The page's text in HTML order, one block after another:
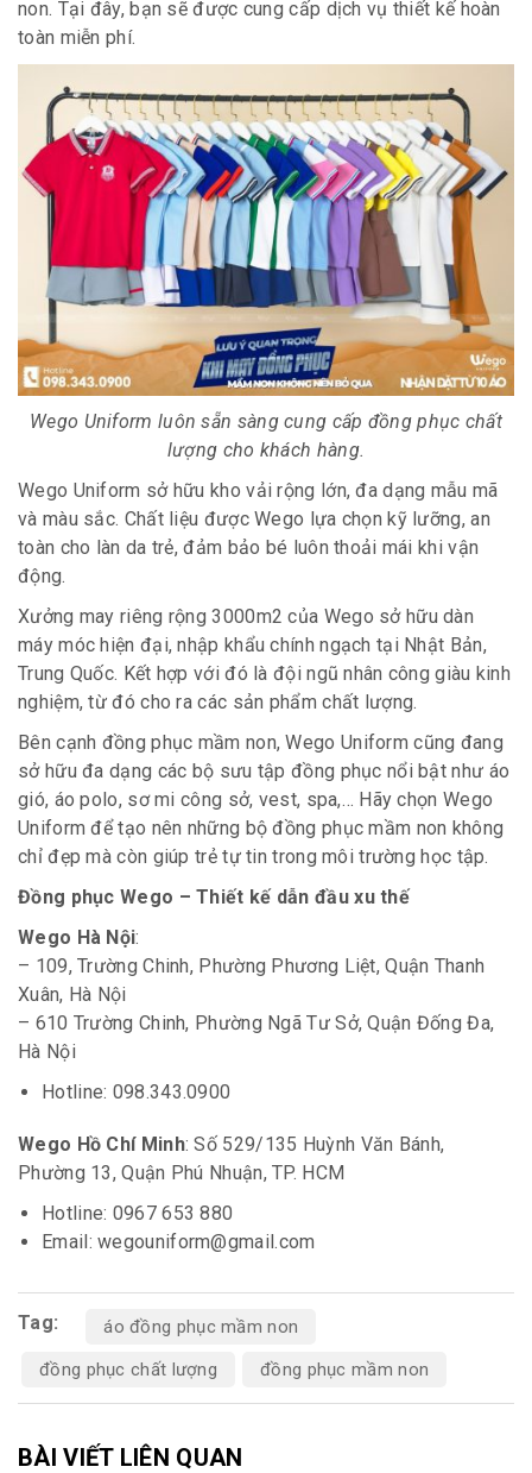
non. Tại đây, bạn sẽ được cung cấp dịch vụ thiết kế hoàn
toàn miễn phí.
Wego Uniform luôn sẵn sàng cung cấp đồng phục chất
lượng cho khách hàng.
Wego Uniform sở hữu kho vải rộng lớn, đa dạng mẫu mã
và màu sắc. Chất liệu được Wego lựa chọn kỹ lưỡng, an
toàn cho làn da trẻ, đảm bảo bé luôn thoải mái khi vận
động.
Xưởng may riêng rộng 3000m2 của Wego sở hữu dàn
máy móc hiện đại, nhập khẩu chính ngạch tại Nhật Bản,
Trung Quốc. Kết hợp với đó là đội ngũ nhân công giàu kinh
nghiệm, từ đó cho ra các sản phẩm chất lượng.
Bên cạnh đồng phục mầm non, Wego Uniform cũng đang
sở hữu đa dạng các bộ sưu tập đồng phục nổi bật như áo
gió, áo polo, sơ mi công sở, vest, spa,… Hãy chọn Wego
Uniform để tạo nên những bộ đồng phục mầm non không
chỉ đẹp mà còn giúp trẻ tự tin trong môi trường học tập.
Đồng phục Wego – Thiết kế dẫn đầu xu thế
Wego Hà Nội:
– 109, Trường Chinh, Phường Phương Liệt, Quận Thanh
Xuân, Hà Nội
– 610 Trường Chinh, Phường Ngã Tư Sở, Quận Đống Đa,
Hà Nội
Hotline: 098.343.0900
Wego Hồ Chí Minh: Số 529/135 Huỳnh Văn Bánh,
Phường 13, Quận Phú Nhuận, TP. HCM
Hotline: 0967 653 880
Email: wegouniform@gmail.com
Tag:
áo đồng phục mầm non
đồng phục chất lượng
đồng phục mầm non
BÀI VIẾT LIÊN QUAN